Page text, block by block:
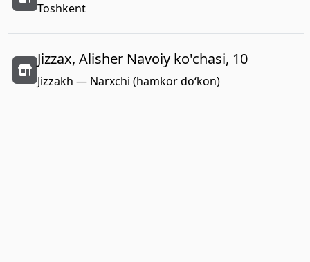
Toshkent
Jizzax, Alisher Navoiy ko'chasi, 10
Jizzakh — Narxchi (hamkor do‘kon)